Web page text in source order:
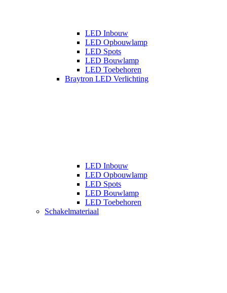
LED Inbouw
LED Opbouwlamp
LED Spots
LED Bouwlamp
LED Toebehoren
Braytron LED Verlichting
LED Inbouw
LED Opbouwlamp
LED Spots
LED Bouwlamp
LED Toebehoren
Schakelmateriaal